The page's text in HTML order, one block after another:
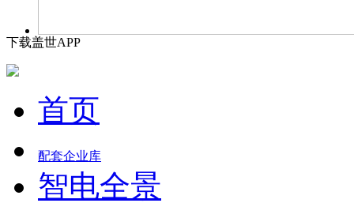
下载盖世APP
首页
配套企业库
智电全景